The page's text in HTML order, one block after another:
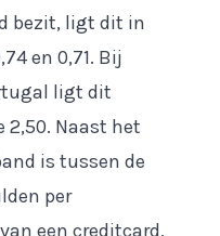
bezit, ligt dit in
en 0,71. Bij
ligt dit
2,50. Naast het
is tussen de
per
een creditcard,